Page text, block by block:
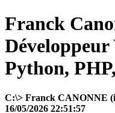
Franck
Python,
C:\> Franck CANONNE
16/05/2026 22:51:57